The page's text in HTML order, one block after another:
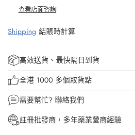
查看店面咨詢
Shipping 結賬時計算
高效送貨、最快隔日到貨
全港 1000 多個取貨點
需要幫忙? 聯絡我們
註冊批發商，多年藥業營商經驗